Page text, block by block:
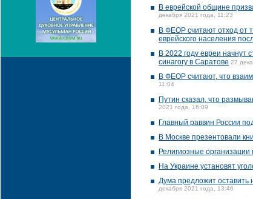
В еврейской общине
декабря 2021 года, 11:23
В ФЕОР считают отход от
еврейского населения
В 2022 году евреи начнут
синагогу в Саратове 27
В ФЕОР считают, что
11:04
Путин сказал, что
2021 года, 16:09
Главный раввин России
В Москве презентовали
Религиозные
На Украине установят
Дума предложит оставить
декабря 2021 года, 13:46